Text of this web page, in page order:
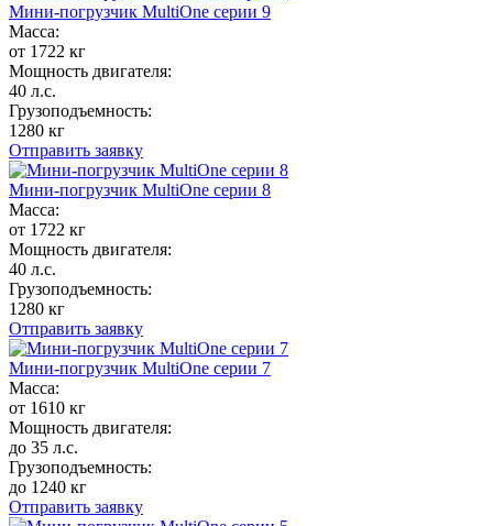
Мини-погрузчик MultiОne серии 9
Масса:
от 1722 кг
Мощность двигателя:
40 л.с.
Грузоподъемность:
1280 кг
Отправить заявку
Мини-погрузчик MultiОne серии 8
Масса:
от 1722 кг
Мощность двигателя:
40 л.с.
Грузоподъемность:
1280 кг
Отправить заявку
Мини-погрузчик MultiОne серии 7
Масса:
от 1610 кг
Мощность двигателя:
до 35 л.с.
Грузоподъемность:
до 1240 кг
Отправить заявку